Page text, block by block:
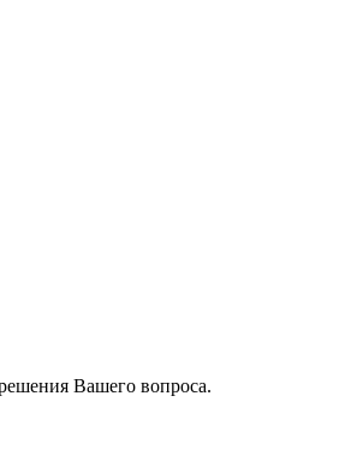
Вашего вопроса.